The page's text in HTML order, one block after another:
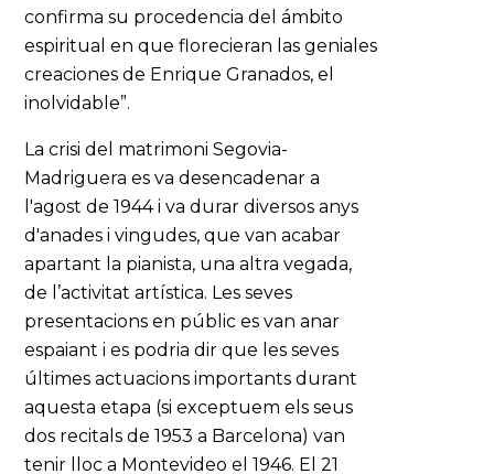
confirma su procedencia del ámbito
espiritual en que florecieran las geniales
creaciones de Enrique Granados, el
inolvidable”.
La crisi del matrimoni Segovia-
Madriguera es va desencadenar a
l'agost de 1944 i va durar diversos anys
d'anades i vingudes, que van acabar
apartant la pianista, una altra vegada,
de l’activitat artística. Les seves
presentacions en públic es van anar
espaiant i es podria dir que les seves
últimes actuacions importants durant
aquesta etapa (si exceptuem els seus
dos recitals de 1953 a Barcelona) van
tenir lloc a Montevideo el 1946. El 21